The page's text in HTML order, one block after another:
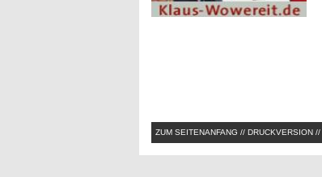
ZUM SEITENANFANG // DRUCKVERSION //